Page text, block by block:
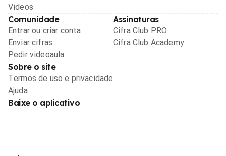
Videos
Comunidade
Entrar ou criar conta
Enviar cifras
Pedir videoaula
Assinaturas
Cifra Club PRO
Cifra Club Academy
Sobre o site
Termos de uso e privacidade
Ajuda
Baixe o aplicativo